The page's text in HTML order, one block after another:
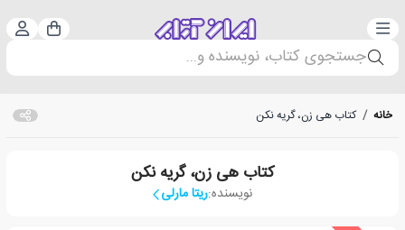
دسته‌بندی سبد
جستجوی کتاب، نویسنده و...
خانه / کتاب هی زن، گریه نکن
کتاب هی زن، گریه نکن
نویسنده:ریتا مارلی